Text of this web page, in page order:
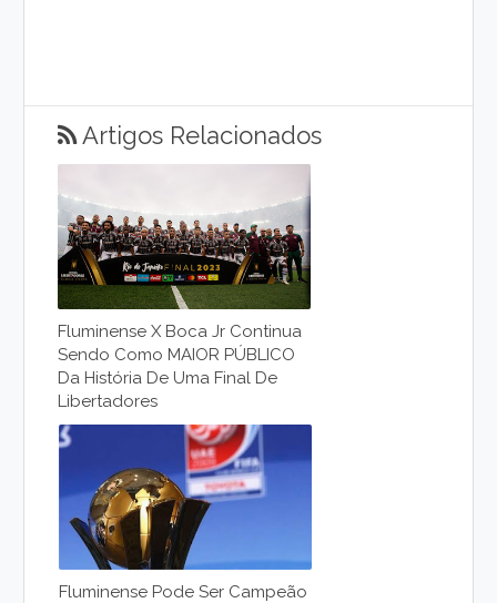
Artigos Relacionados
Fluminense X Boca Jr Continua
Sendo Como MAIOR PÚBLICO
Da História De Uma Final De
Libertadores
Fluminense Pode Ser Campeão